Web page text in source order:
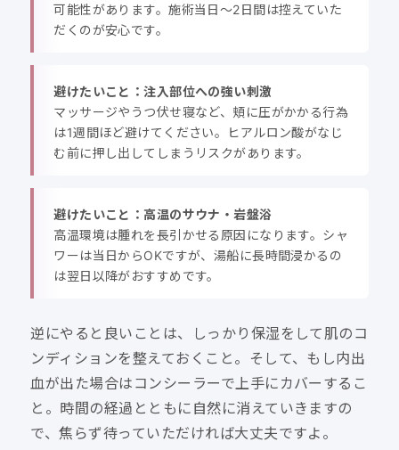
可能性があります。施術当日〜2日間は控えていた
だくのが安心です。
避けたいこと：注入部位への強い刺激
マッサージやうつ伏せ寝など、頬に圧がかかる行為
は1週間ほど避けてください。ヒアルロン酸がなじ
む前に押し出してしまうリスクがあります。
避けたいこと：高温のサウナ・岩盤浴
高温環境は腫れを長引かせる原因になります。シャ
ワーは当日からOKですが、湯船に長時間浸かるの
は翌日以降がおすすめです。
逆にやると良いことは、しっかり保湿をして肌のコ
ンディションを整えておくこと。そして、もし内出
血が出た場合はコンシーラーで上手にカバーするこ
と。時間の経過とともに自然に消えていきますの
で、焦らず待っていただければ大丈夫ですよ。